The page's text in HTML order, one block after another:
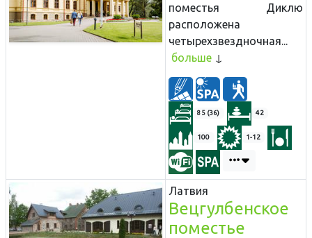
поместья Диклю
расположена
четырехзвездночная...
больше
85 (36) 42
100 1-12
Латвия
Вецгулбенское
поместье